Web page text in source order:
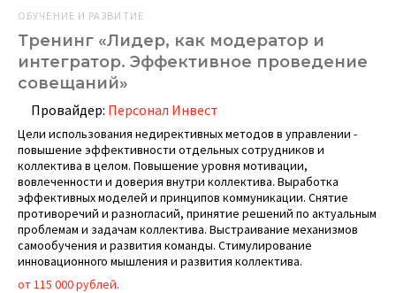
ОБУЧЕНИЕ И РАЗВИТИЕ
Тренинг «Лидер, как модератор и
интегратор. Эффективное проведение
совещаний»
Провайдер: Персонал Инвест
Цели использования недирективных методов в управлении -
повышение эффективности отдельных сотрудников и
коллектива в целом. Повышение уровня мотивации,
вовлеченности и доверия внутри коллектива. Выработка
эффективных моделей и принципов коммуникации. Снятие
противоречий и разногласий, принятие решений по актуальным
проблемам и задачам коллектива. Выстраивание механизмов
самообучения и развития команды. Стимулирование
инновационного мышления и развития коллектива.
от 115 000 рублей.